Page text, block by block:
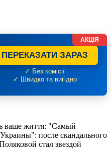
ПЕРЕКАЗАТИ ЗАРАЗ
✓ Без комісії
✓ Швидко та вигідно
АКЦІЯ
ваше життя: "Самый
после скандального
стал звездой